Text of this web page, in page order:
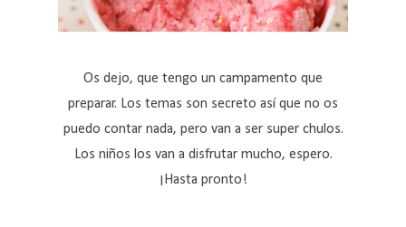
Os dejo, que tengo un campamento que
preparar. Los temas son secreto así que no os
puedo contar nada, pero van a ser super chulos.
Los niños los van a disfrutar mucho, espero.
¡Hasta pronto!